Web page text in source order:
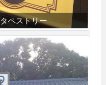
ペストリー